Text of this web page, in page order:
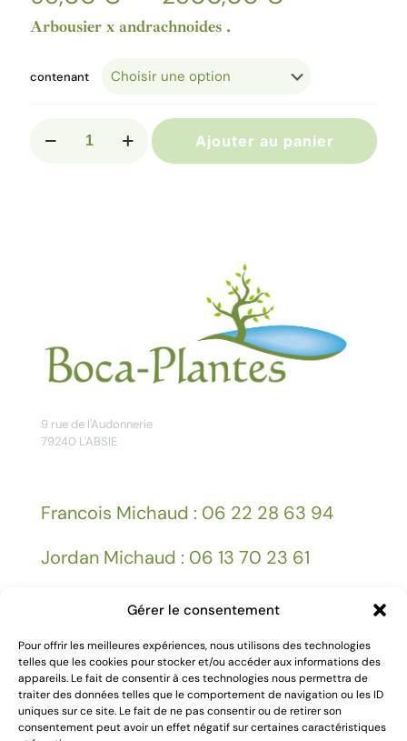
Gérer le consentement
Pour offrir les meilleures expériences, nous utilisons des technologies
telles que les cookies pour stocker et/ou accéder aux informations des
appareils. Le fait de consentir à ces technologies nous permettra de
traiter des données telles que le comportement de navigation ou les ID
uniques sur ce site. Le fait de ne pas consentir ou de retirer son
consentement peut avoir un effet négatif sur certaines caractéristiques
2500,00 €
Arbousier x andrachnoides .
contenant
Ajouter au panier
9 rue de l'Audonnerie
79240 L'ABSIE
Francois Michaud : 06 22 28 63 94
Jordan Michaud : 06 13 70 23 61
Mentions légales